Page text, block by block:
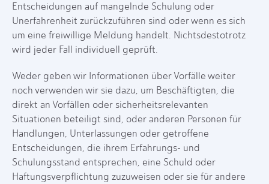
Entscheidungen auf mangelnde Schulung oder
Unerfahrenheit zurückzuführen sind oder wenn es sich
um eine freiwillige Meldung handelt. Nichtsdestotrotz
wird jeder Fall individuell geprüft.
Weder geben wir Informationen über Vorfälle weiter
noch verwenden wir sie dazu, um Beschäftigten, die
direkt an Vorfällen oder sicherheitsrelevanten
Situationen beteiligt sind, oder anderen Personen für
Handlungen, Unterlassungen oder getroffene
Entscheidungen, die ihrem Erfahrungs- und
Schulungsstand entsprechen, eine Schuld oder
Haftungsverpflichtung zuzuweisen oder sie für andere